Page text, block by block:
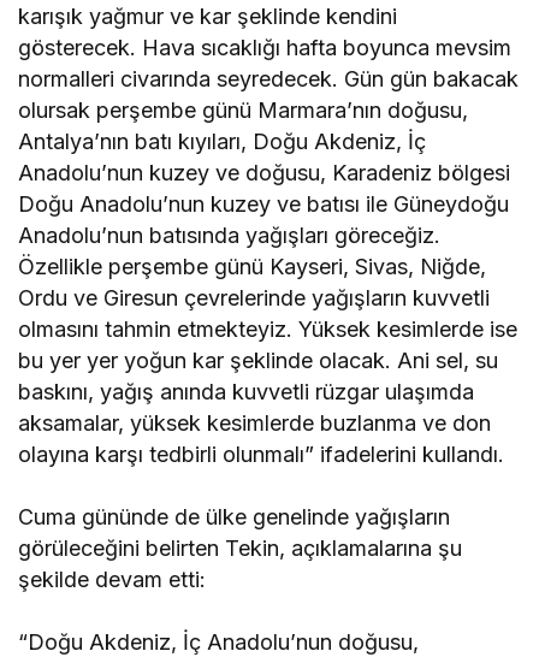
karışık yağmur ve kar şeklinde kendini
gösterecek. Hava sıcaklığı hafta boyunca mevsim
normalleri civarında seyredecek. Gün gün bakacak
olursak perşembe günü Marmara’nın doğusu,
Antalya’nın batı kıyıları, Doğu Akdeniz, İç
Anadolu’nun kuzey ve doğusu, Karadeniz bölgesi
Doğu Anadolu’nun kuzey ve batısı ile Güneydoğu
Anadolu’nun batısında yağışları göreceğiz.
Özellikle perşembe günü Kayseri, Sivas, Niğde,
Ordu ve Giresun çevrelerinde yağışların kuvvetli
olmasını tahmin etmekteyiz. Yüksek kesimlerde ise
bu yer yer yoğun kar şeklinde olacak. Ani sel, su
baskını, yağış anında kuvvetli rüzgar ulaşımda
aksamalar, yüksek kesimlerde buzlanma ve don
olayına karşı tedbirli olunmalı” ifadelerini kullandı.
Cuma gününde de ülke genelinde yağışların
görüleceğini belirten Tekin, açıklamalarına şu
şekilde devam etti:
“Doğu Akdeniz, İç Anadolu’nun doğusu,